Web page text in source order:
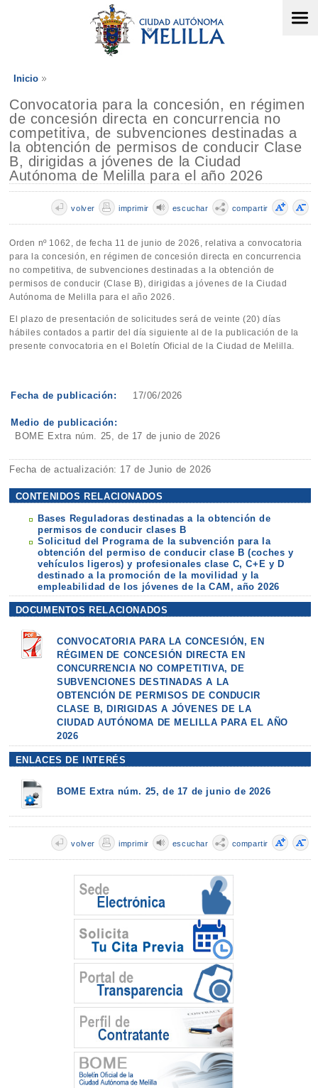
Inicio
Convocatoria para la concesión, en régimen
de concesión directa en concurrencia no
competitiva, de subvenciones destinadas a
la obtención de permisos de conducir Clase
B, dirigidas a jóvenes de la Ciudad
Autónoma de Melilla para el año 2026
compartir
escuchar
imprimir
volver
Orden nº 1062, de fecha 11 de junio de 2026, relativa a convocatoria
para la concesión, en régimen de concesión directa en concurrencia
no competitiva, de subvenciones destinadas a la obtención de
permisos de conducir (Clase B), dirigidas a jóvenes de la Ciudad
Autónoma de Melilla para el año 2026.
El plazo de presentación de solicitudes será de veinte (20) días
hábiles contados a partir del día siguiente al de la publicación de la
presente convocatoria en el Boletín Oficial de la Ciudad de Melilla.
Fecha de publicación: 17/06/2026
Medio de publicación:
BOME Extra núm. 25, de 17 de junio de 2026
Fecha de actualización: 17 de Junio de 2026
CONTENIDOS RELACIONADOS
Bases Reguladoras destinadas a la obtención de
permisos de conducir clases B
Solicitud del Programa de la subvención para la
obtención del permiso de conducir clase B (coches y
vehículos ligeros) y profesionales clase C, C+E y D
destinado a la promoción de la movilidad y la
empleabilidad de los jóvenes de la CAM, año 2026
DOCUMENTOS RELACIONADOS
CONVOCATORIA PARA LA CONCESIÓN, EN
RÉGIMEN DE CONCESIÓN DIRECTA EN
CONCURRENCIA NO COMPETITIVA, DE
SUBVENCIONES DESTINADAS A LA
OBTENCIÓN DE PERMISOS DE CONDUCIR
CLASE B, DIRIGIDAS A JÓVENES DE LA
CIUDAD AUTÓNOMA DE MELILLA PARA EL AÑO
2026
ENLACES DE INTERÉS
BOME Extra núm. 25, de 17 de junio de 2026
compartir
escuchar
imprimir
volver